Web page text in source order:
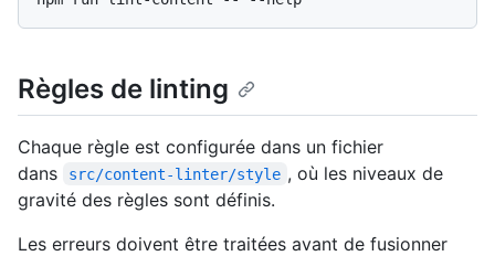
Règles de linting
Chaque règle est configurée dans un fichier
dans
src/content-linter/style , où les niveaux de
gravité des règles sont définis.
Les erreurs doivent être traitées avant de fusionner